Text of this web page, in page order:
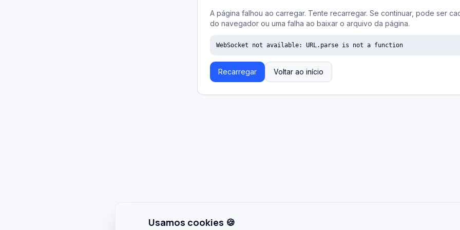
A página falhou ao carregar. Tente recarregar. Se continuar, pode ser
do navegador ou uma falha ao baixar o arquivo da página.
WebSocket not available: URL.parse is not a function
Recarregar Voltar ao início
Usamos cookies 🍪